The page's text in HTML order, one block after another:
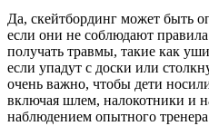
Да, скейтбординг может быть
если они не соблюдают
получать травмы, такие как
если упадут с доски или
очень важно, чтобы дети
включая шлем, налокотники и
наблюдением опытного